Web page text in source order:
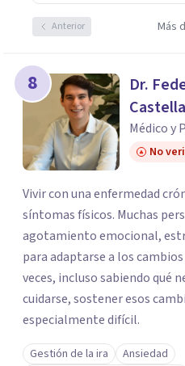
Anterior Más
8
Dr.
Médico y
No
Vivir con una enfermedad
síntomas físicos. Muchas
agotamiento emocional,
para adaptarse a los
veces, incluso sabiendo qué
cuidarse, sostener esos
especialmente difícil.
Gestión de la ira
Ansiedad